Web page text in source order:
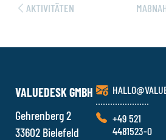
AKTIVITÄTEN
VALUEDESK GMBH
Gehrenberg 2
33602 Bielefeld
+49 521
4481523-0